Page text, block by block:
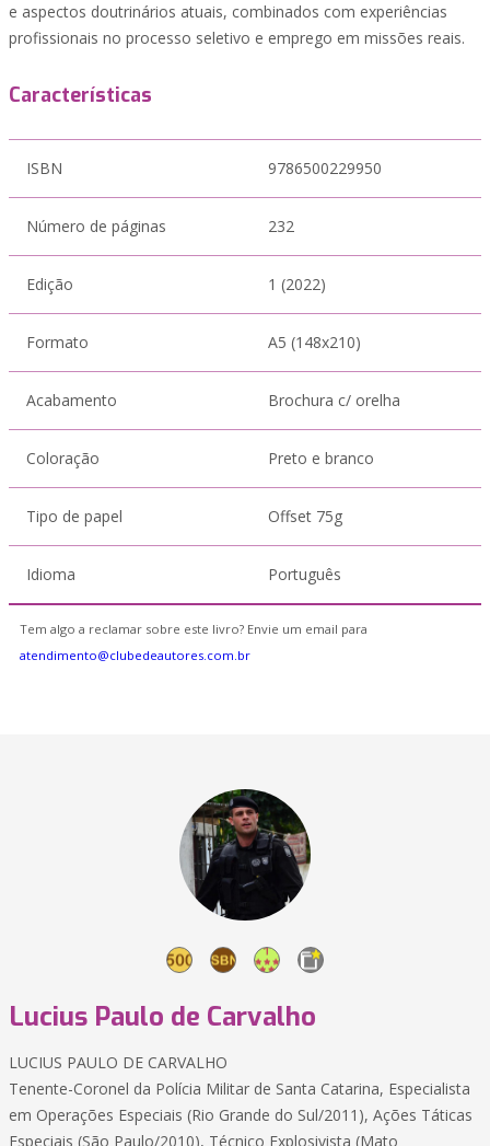
e aspectos doutrinários atuais, combinados com experiências
profissionais no processo seletivo e emprego em missões reais.
Características
ISBN 9786500229950
Número de páginas 232
Edição 1 (2022)
Formato A5 (148x210)
Acabamento Brochura c/ orelha
Coloração Preto e branco
Tipo de papel Offset 75g
Idioma Português
Tem algo a reclamar sobre este livro? Envie um email para
atendimento@clubedeautores.com.br
Lucius Paulo de Carvalho
LUCIUS PAULO DE CARVALHO
Tenente-Coronel da Polícia Militar de Santa Catarina, Especialista
em Operações Especiais (Rio Grande do Sul/2011), Ações Táticas
Especiais (São Paulo/2010), Técnico Explosivista (Mato